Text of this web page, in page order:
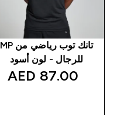
تانك توب رياضي من MP
للرجال - لون أسود
87.00 AED‎